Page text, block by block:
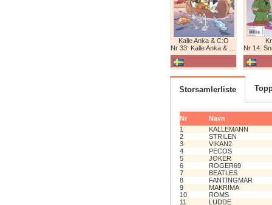
Kalle Anka & C:O
Nr 33: Kalle Anka & C:O
Nr 14:
Storsamlerliste
Nr
Navn
1
KALLEMANN
2
STRILEN
3
VIKAN2
4
PECOS
5
JOKER
6
ROGER69
7
BEATLES
8
FANTINGMAR
9
MAKRIMA
10
ROMS
11
LUDDE